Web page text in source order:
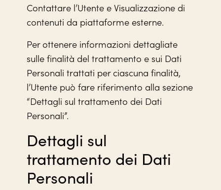
Contattare l’Utente e Visualizzazione di
contenuti da piattaforme esterne.
Per ottenere informazioni dettagliate
sulle finalità del trattamento e sui Dati
Personali trattati per ciascuna finalità,
l’Utente può fare riferimento alla sezione
“Dettagli sul trattamento dei Dati
Personali”.
Dettagli sul
trattamento dei Dati
Personali